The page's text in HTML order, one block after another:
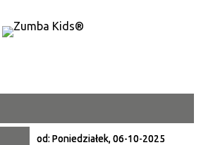
Miejsce
Organizator
od: Poniedziałek, 06-10-2025